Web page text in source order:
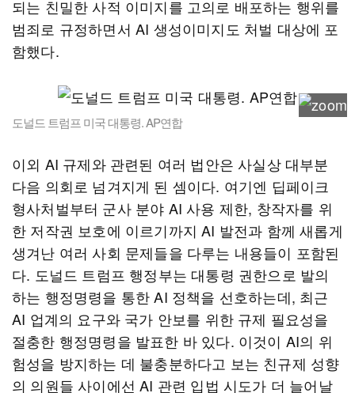
되는 친밀한 사적 이미지를 고의로 배포하는 행위를
범죄로 규정하면서 AI 생성이미지도 처벌 대상에 포
함했다.
도널드 트럼프 미국 대통령. AP연합
이외 AI 규제와 관련된 여러 법안은 사실상 대부분
다음 의회로 넘겨지게 된 셈이다. 여기엔 딥페이크
형사처벌부터 군사 분야 AI 사용 제한, 창작자를 위
한 저작권 보호에 이르기까지 AI 발전과 함께 새롭게
생겨난 여러 사회 문제들을 다루는 내용들이 포함된
다. 도널드 트럼프 행정부는 대통령 권한으로 발의
하는 행정명령을 통한 AI 정책을 선호하는데, 최근
AI 업계의 요구와 국가 안보를 위한 규제 필요성을
절충한 행정명령을 발표한 바 있다. 이것이 AI의 위
험성을 방지하는 데 불충분하다고 보는 친규제 성향
의 의원들 사이에선 AI 관련 입법 시도가 더 늘어날